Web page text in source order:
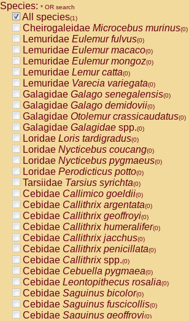
Species: * OR search
All species(1)
Cheirogaleidae Microcebus murinus(0)
Lemuridae Eulemur fulvus(0)
Lemuridae Eulemur macaco(0)
Lemuridae Eulemur mongoz(0)
Lemuridae Lemur catta(0)
Lemuridae Varecia variegata(0)
Galagidae Galago senegalensis(0)
Galagidae Galago demidovii(0)
Galagidae Otolemur crassicaudatus(0)
Galagidae Galagidae spp.(0)
Loridae Loris tardigradus(0)
Loridae Nycticebus coucang(0)
Loridae Nycticebus pygmaeus(0)
Loridae Perodicticus potto(0)
Tarsiidae Tarsius syrichta(0)
Cebidae Callimico goeldii(0)
Cebidae Callithrix argentata(0)
Cebidae Callithrix geoffroyi(0)
Cebidae Callithrix humeralifer(0)
Cebidae Callithrix jacchus(0)
Cebidae Callithrix penicillata(0)
Cebidae Callithrixspp.(0)
Cebidae Cebuella pygmaea(0)
Cebidae Leontopithecus rosalia(0)
Cebidae Saguinus bicolor(0)
Cebidae Saguinus fuscicollis(0)
Cebidae Saguinus geoffroyi(0)